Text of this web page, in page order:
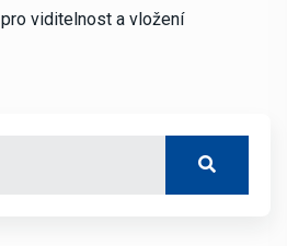
pro viditelnost a vložení